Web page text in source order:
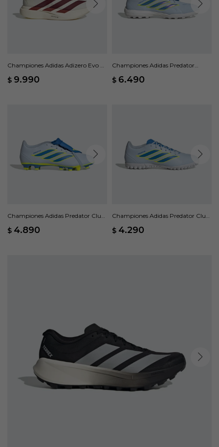
Championes Adidas Adizero Evo SL
$ 9.990
Championes Adidas Predator
- Azul
$ 6.490
Championes Adidas Predator Club
$ 4.890
Championes Adidas Predator Club
$ 4.290